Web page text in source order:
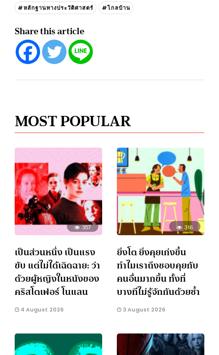
#หลักฐานทางประวัติศาสตร์
#ไกลบ้าน
Share this article
MOST POPULAR
357
เป็นส่วนหนึ่ง เป็นแรง
ขับ แต่ไม่ได้เฉิดฉาย: ว่า
ด้วยผู้หญิงในหนังของ
คริสโตเฟอร์ โนแลน
4 August 2026
316
ยิ่งโต ยิ่งคุยเก่งขึ้น
ทำไมเราถึงชอบคุยกับ
คนอื่นมากขึ้น ทั้งที่
บางทีไม่รู้จักกันด้วยซ้ำ
3 August 2026